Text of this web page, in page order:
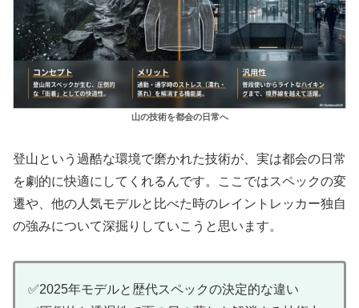
山の技術を都会の日常へ
登山という過酷な環境で磨かれた技術が、実は都会の日常
を劇的に快適にしてくれるんです。ここではスペックの変
遷や、他の人気モデルと比べた時のレイントレッカー独自
の強みについて深掘りしていこうと思います。
✅2025年モデルと歴代スペックの決定的な違い